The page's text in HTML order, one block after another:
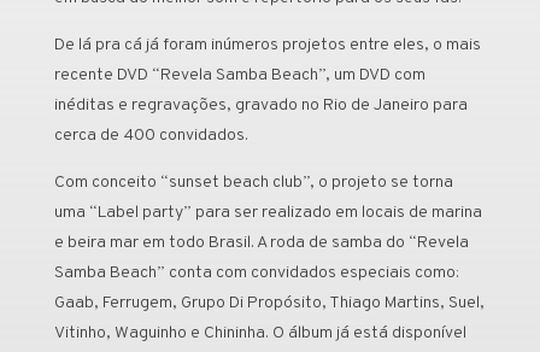
De lá pra cá já foram inúmeros projetos entre eles, o mais
recente DVD “Revela Samba Beach”, um DVD com
inéditas e regravações, gravado no Rio de Janeiro para
cerca de 400 convidados.
Com conceito “sunset beach club”, o projeto se torna
uma “Label party” para ser realizado em locais de marina
e beira mar em todo Brasil. A roda de samba do “Revela
Samba Beach” conta com convidados especiais como:
Gaab, Ferrugem, Grupo Di Propósito, Thiago Martins, Suel,
Vitinho, Waguinho e Chininha. O álbum já está disponível